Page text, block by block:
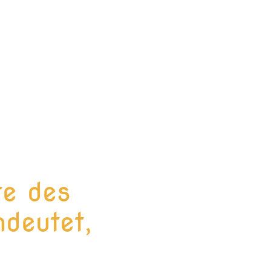
des